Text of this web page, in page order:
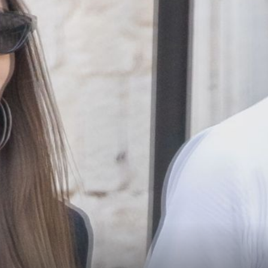
Iva Šarić i Bruno Petković Foto: Tonci
Bruno Petković Foto:
6
klub''
Gdje je supruga Brune Petkovića
od svakodnevice? Egzotična destinacija
oduševila je pratitelje